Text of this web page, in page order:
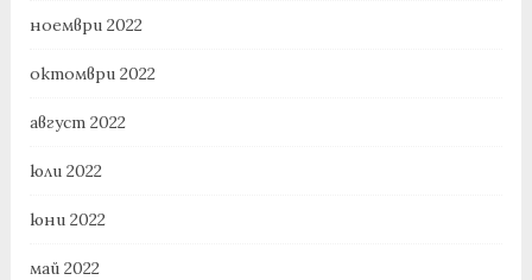
ноември 2022
октомври 2022
август 2022
юли 2022
юни 2022
май 2022